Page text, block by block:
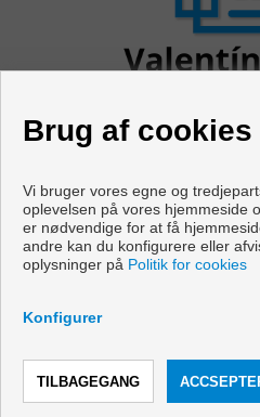
KONTAKT
Flader og huse til salg i Cabanas
Brug af cookies
Vi bruger vores egne og
oplevelsen på vores hjemmeside
er nødvendige for at få
andre kan du konfigurere eller
oplysninger på Politik for cookies
Konfigurer